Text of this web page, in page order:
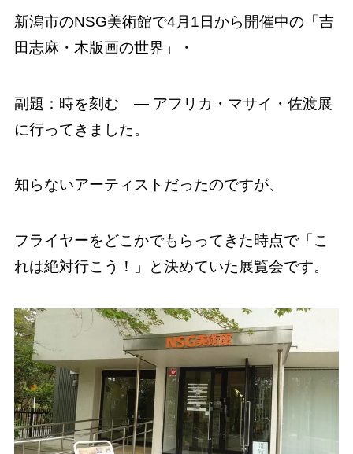
新潟市のNSG美術館で4月1日から開催中の「吉
田志麻・木版画の世界」・
副題：時を刻む ― アフリカ・マサイ・佐渡展
に行ってきました。
知らないアーティストだったのですが、
フライヤーをどこかでもらってきた時点で「こ
れは絶対行こう！」と決めていた展覧会です。